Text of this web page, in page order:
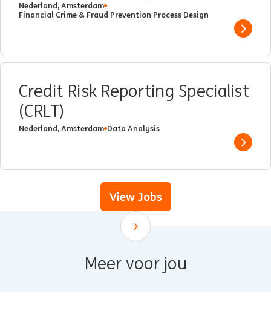
Nederland, Amsterdam
Financial Crime & Fraud Prevention Process Design
Show
Credit Risk Reporting Specialist
(CRLT)
Nederland, Amsterdam Data Analysis
Show
View Jobs
Scroll down
Meer voor jou